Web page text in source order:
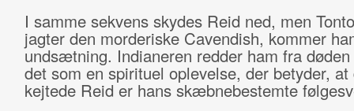
I samme sekvens skydes Reid ned, men
jagter den morderiske Cavendish, kommer
undsætning. Indianeren redder ham fra
det som en spirituel oplevelse, der betyder, at
kejtede Reid er hans skæbnebestemte